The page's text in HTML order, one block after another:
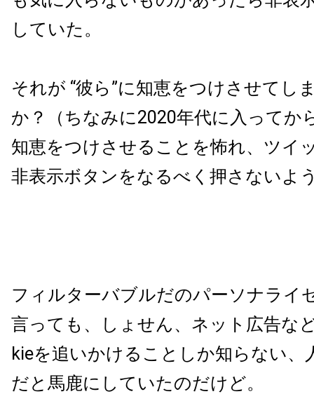
していた。
それが “彼ら”に知恵をつけさせてし
か？（ちなみに2020年代に入ってか
知恵をつけさせることを怖れ、ツイ
非表示ボタンをなるべく押さないよ
フィルターバブルだのパーソナライ
言っても、しょせん、ネット広告な
kieを追いかけることしか知らない、
だと馬鹿にしていたのだけど。